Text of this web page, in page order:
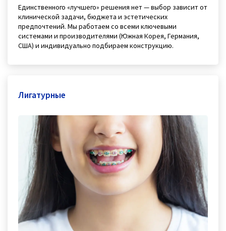
Единственного «лучшего» решения нет — выбор зависит от
клинической задачи, бюджета и эстетических
предпочтений. Мы работаем со всеми ключевыми
системами и производителями (Южная Корея, Германия,
США) и индивидуально подбираем конструкцию.
Лигатурные